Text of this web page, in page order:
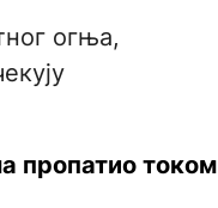
огња,
пропатио током